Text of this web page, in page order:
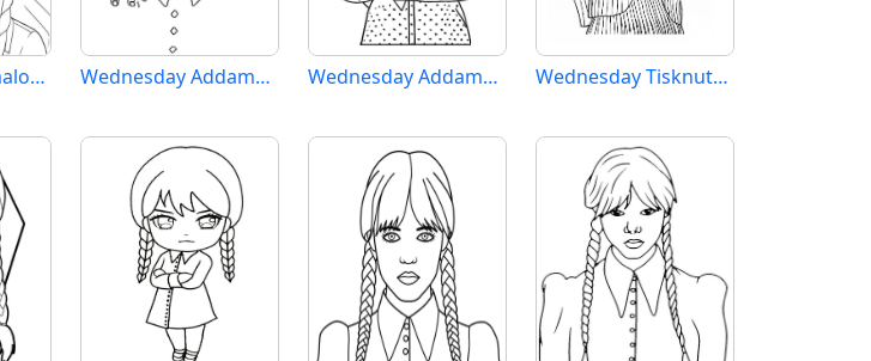
Wednesday Vymalovatelné pro Děti Wednesday Addamsová (3) Wednesday Addamsová (2) Wednesday Tisknutelný pro Děti